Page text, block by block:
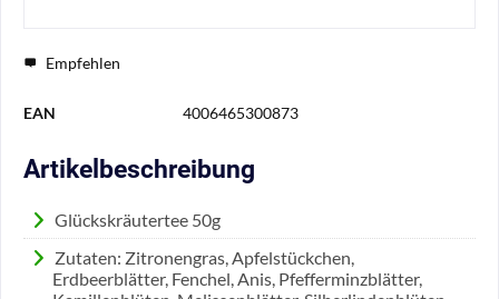
Empfehlen
EAN 4006465300873
Artikelbeschreibung
Glückskräutertee 50g
Zutaten: Zitronengras, Apfelstückchen,
Erdbeerblätter, Fenchel, Anis, Pfefferminzblätter,